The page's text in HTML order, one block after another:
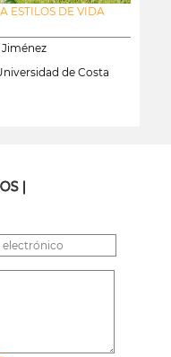
ESTILOS DE VIDA
de Costa
|